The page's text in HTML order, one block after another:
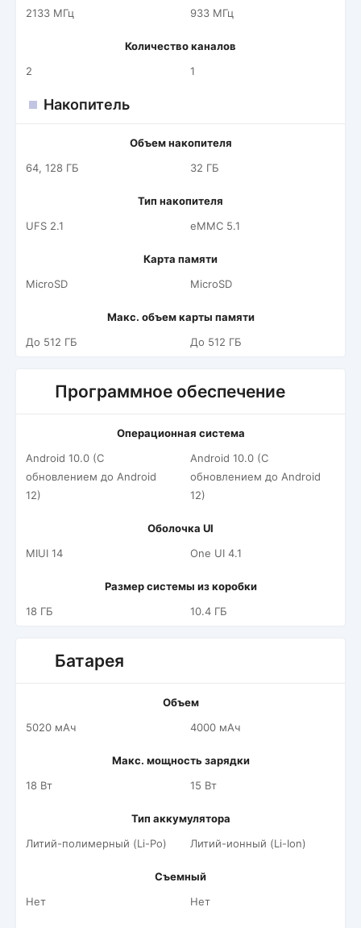
2133 МГц
933 МГц
Количество каналов
2
1
Накопитель
Объем накопителя
64, 128 ГБ
32 ГБ
Тип накопителя
UFS 2.1
eMMC 5.1
Карта памяти
MicroSD
MicroSD
Макс. объем карты памяти
До 512 ГБ
До 512 ГБ
Программное обеспечение
Операционная система
Android 10.0 (С
обновлением до Android
12)
Android 10.0 (С
обновлением до Android
12)
Оболочка UI
MIUI 14
One UI 4.1
Размер системы из коробки
18 ГБ
10.4 ГБ
Батарея
Объем
5020 мАч
4000 мАч
Макс. мощность зарядки
18 Вт
15 Вт
Тип аккумулятора
Литий-полимерный (Li-Po)
Литий-ионный (Li-Ion)
Съемный
Нет
Нет